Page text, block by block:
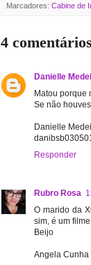
Marcadores: Cabine de
4
Danielle
Matou porque
Se não
Danielle
Responder
Rubro Rosa
O marido da
sim, é um
Beijo
Angela Cunha